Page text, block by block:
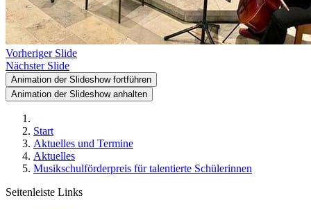
Vorheriger Slide
Nächster Slide
Animation der Slideshow fortführen
Animation der Slideshow anhalten
Start
Aktuelles und Termine
Aktuelles
Musikschulförderpreis für talentierte Schülerinnen
Seitenleiste Links